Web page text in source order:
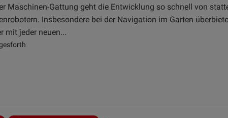
Maschinen-Gattung geht die Entwicklung so schnell von
Insbesondere bei der Navigation im Garten
mit jeder neuen...